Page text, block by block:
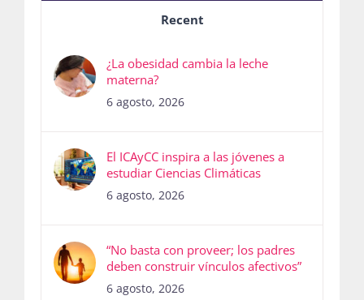
Recent
¿La obesidad cambia la leche
materna?
6 agosto, 2026
El ICAyCC inspira a las jóvenes a
estudiar Ciencias Climáticas
6 agosto, 2026
“No basta con proveer; los padres
deben construir vínculos afectivos”
6 agosto, 2026